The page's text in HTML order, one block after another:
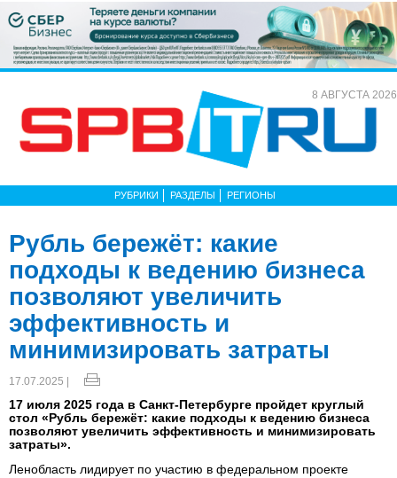
8 АВГУСТА 2026
РУБРИКИ РАЗДЕЛЫ РЕГИОНЫ
Рубль бережёт: какие
подходы к ведению бизнеса
позволяют увеличить
эффективность и
минимизировать затраты
17.07.2025 |
17 июля 2025 года в Санкт-Петербурге пройдет круглый
стол «Рубль бережёт: какие подходы к ведению бизнеса
позволяют увеличить эффективность и минимизировать
затраты».
Ленобласть лидирует по участию в федеральном проекте